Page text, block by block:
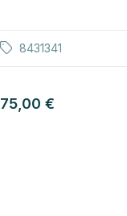
8431341
75,00 €